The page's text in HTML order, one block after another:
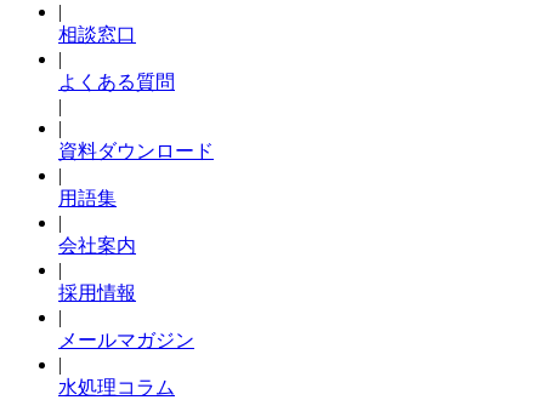
|
相談窓口
|
よくある質問
|
|
資料ダウンロード
|
用語集
|
会社案内
|
採用情報
|
メールマガジン
|
水処理コラム